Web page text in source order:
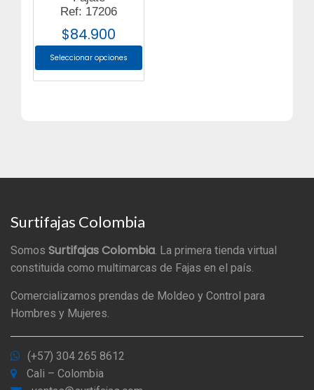
Ref: 17206
$84.900
Seleccionar opciones
Surtifajas Colombia
Somos Surtifajas Colombia . La primera tienda virtual
constituida como multimarcas de Fajas en el país.
Comercializamos prendas de Moldeo y Control para
Hombres y Mujeres.
(+57) 304 265 8612
Cali – Colombia